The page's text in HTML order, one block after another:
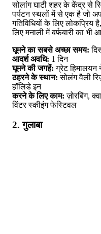
सोलांग घाटी शहर के केंद्र से
पर्यटन स्थलों में से एक है जो
गतिविधियों के लिए
लिए मनाली में बर्फबारी का भी
घूमने का सबसे अच्छा समय:
आदर्श अवधि: 1 दिन
घूमने की जगहें:ग्रेट हिमालयन
ठहरने के स्थान:सोलंग वैली
हॉलिडे इन
करने के लिए काम:ज़ोरबिंग,
विंटर स्कीइंग फेस्टिवल
2. गुलाबा